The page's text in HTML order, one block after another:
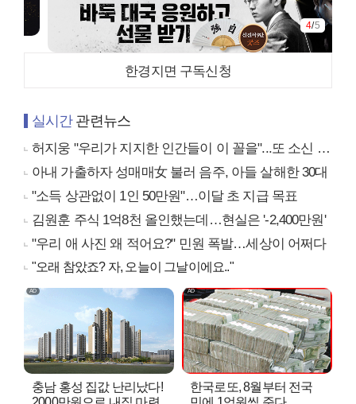
4/5
한경지면 구독신청
실시간관련뉴스
허지웅 "우리가 지지한 인간들이 이 꼴을"...또 소신 발언
아내 가출하자 성매매女 불러 음주, 아들 살해한 30대
"소득 상관없이 1인 50만원"…이달 초 지급 목표
김원훈 주식 1억8천 올인했는데…현실은 '-2,400만원'
"우리 애 사진 왜 적어요?" 민원 폭발…세상이 어쩌다
"오래 참았죠? 자, 오늘이 그날이에요.."
충남 홍성 집값 난리났다!
한국로또, 8월부터 전국